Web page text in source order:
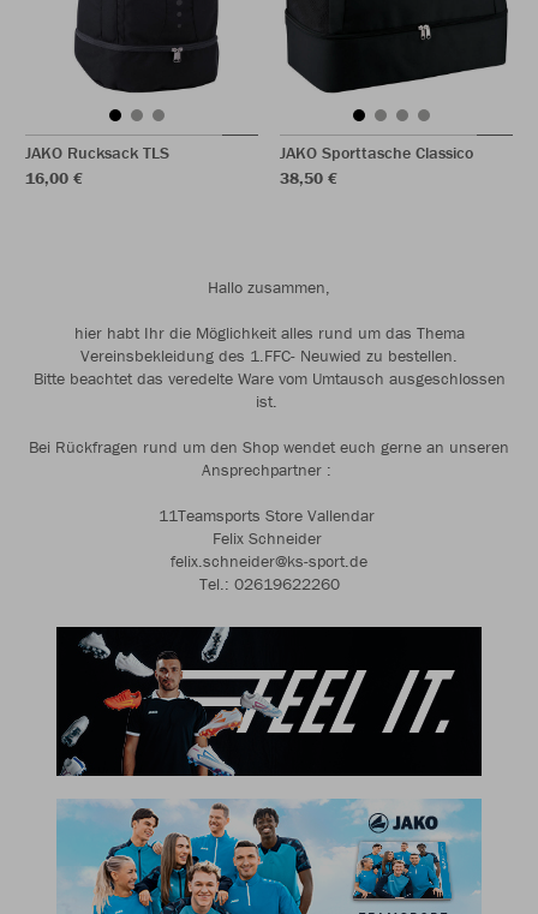
JAKO Rucksack TLS
16,00 €
JAKO Sporttasche Classico
38,50 €
Hallo zusammen,
hier habt Ihr die Möglichkeit alles rund um das Thema
Vereinsbekleidung des 1.FFC- Neuwied zu bestellen.
Bitte beachtet das veredelte Ware vom Umtausch ausgeschlossen
ist.
Bei Rückfragen rund um den Shop wendet euch gerne an unseren
Ansprechpartner :
11Teamsports Store Vallendar
Felix Schneider
felix.schneider@ks-sport.de
Tel.: 02619622260